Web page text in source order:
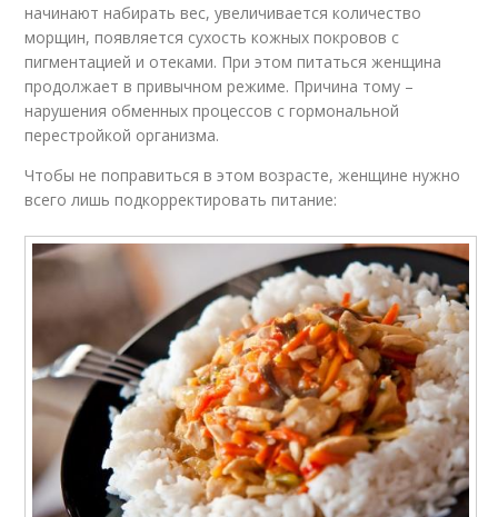
начинают набирать вес, увеличивается количество
морщин, появляется сухость кожных покровов с
пигментацией и отеками. При этом питаться женщина
продолжает в привычном режиме. Причина тому –
нарушения обменных процессов с гормональной
перестройкой организма.
Чтобы не поправиться в этом возрасте, женщине нужно
всего лишь подкорректировать питание: